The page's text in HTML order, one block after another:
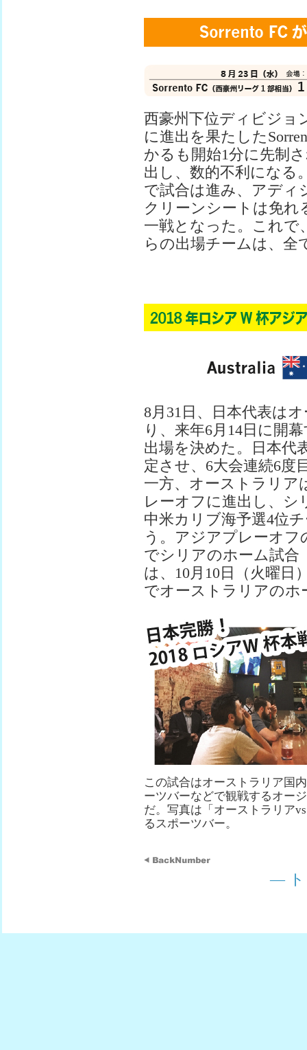
西豪州下位ディビジョ
に進出を果たした
かるも開始1分に先制
出し、数的不利になる
で試合は進み、アディ
クリーンシートは免れ
一戦となった。これで
らの出場チームは、
8月31日、日本代表は
り、来年6月14日に開
出場を決めた。日本代
定させ、6大会連続6度
一方、オーストラリア
レーオフに進出し、シ
中米カリブ海予選4位
う。アジアプレーオフ
でシリアのホーム試合
は、10月10日（火曜日
でオーストラリアのホ
この試合はオーストラリア国
ーツバーなどで観戦するオー
だ。写真は「オーストラリア
るスポーツバー。
— ト